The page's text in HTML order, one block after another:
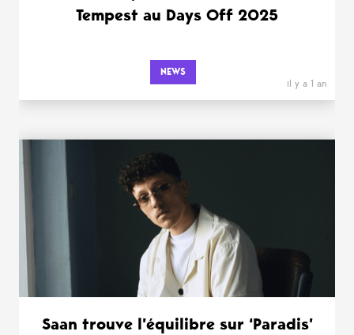
Tempest au Days Off 2025
NEWS
il y a 1 an
Saan trouve l’équilibre sur ‘Paradis’